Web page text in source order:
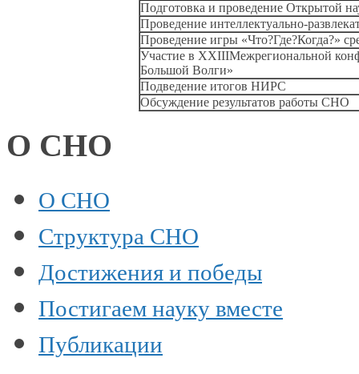
Подготовка и проведениеОткрытой
Проведение интеллектуально-
Проведение игры «Что?Где?Когда?»
Участие в XXIIIМежрегиональной
Большой Волги»
Подведение итогов НИРС
Обсуждение результатов работы СНО
О СНО
О СНО
Структура СНО
Достижения и победы
Постигаем науку вместе
Публикации